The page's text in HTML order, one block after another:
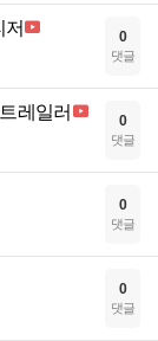
저 0
댓글
레일러 0
댓글
0
댓글
0
댓글